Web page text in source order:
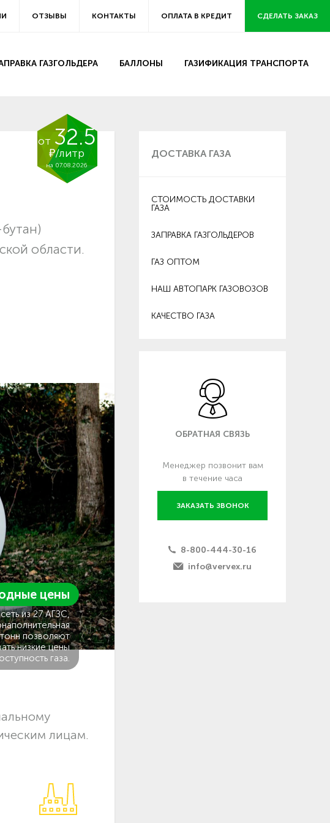
ОТЗЫВЫ КОНТАКТЫ ОПЛАТА В КРЕДИТ СДЕЛАТЬ ЗАКАЗ
ГАЗГОЛЬДЕРА БАЛЛОНЫ ГАЗИФИКАЦИЯ ТРАНСПОРТА
от 32.5
₽/литр
на 07.08.2026
области.
цены
из 27 АГЗС,
позволяют
низкие цены
газа.
лицам.
ДОСТАВКА ГАЗА
СТОИМОСТЬ ДОСТАВКИ
ГАЗА
ЗАПРАВКА ГАЗГОЛЬДЕРОВ
ГАЗ ОПТОМ
НАШ АВТОПАРК ГАЗОВОЗОВ
КАЧЕСТВО ГАЗА
ОБРАТНАЯ СВЯЗЬ
Менеджер позвонит вам
в течение часа
ЗАКАЗАТЬ ЗВОНОК
8-800-444-30-16
info@vervex.ru